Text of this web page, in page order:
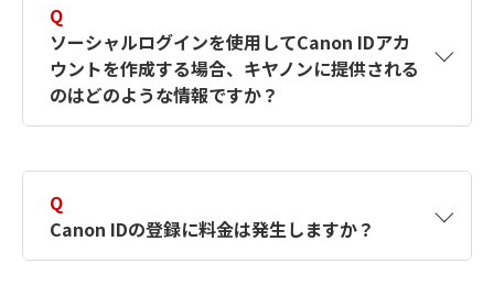
す。詳しい作成方法は【カメラ】Canon IDとは
何ですか？Canon IDの作成方法は？をご確認く
ださい。
Q
ソーシャルログインを使用してCanon IDアカ
ウントを作成する場合、キヤノンに提供される
のはどのような情報ですか？
択したサービスから取得します。アカウントを
簡単に作成できるように、この情報を使用して
Canon IDの登録フォームを入力します。
Q
Canon IDの登録に料金は発生しますか？